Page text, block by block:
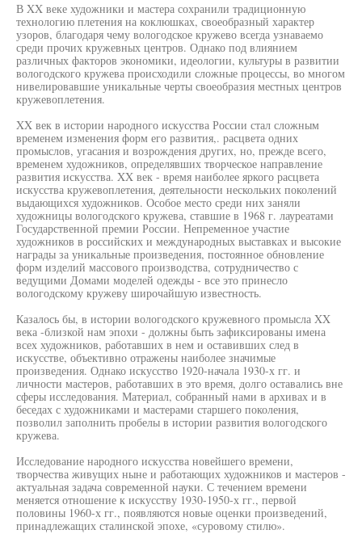
В XX веке художники и мастера сохранили традиционную
технологию плетения на коклюшках, своеобразный характер
узоров, благодаря чему вологодское кружево всегда узнаваемо
среди прочих кружевных центров. Однако под влиянием
различных факторов экономики, идеологии, культуры в развитии
вологодского кружева происходили сложные процессы, во многом
нивелировавшие уникальные черты своеобразия местных центров
кружевоплетения.
XX век в истории народного искусства России стал сложным
временем изменения форм его развития,. расцвета одних
промыслов, угасания и возрождения других, но, прежде всего,
временем художников, определявших творческое направление
развития искусства. XX век - время наиболее яркого расцвета
искусства кружевоплетения, деятельности нескольких поколений
выдающихся художников. Особое место среди них заняли
художницы вологодского кружева, ставшие в 1968 г. лауреатами
Государственной премии России. Непременное участие
художников в российских и международных выставках и высокие
награды за уникальные произведения, постоянное обновление
форм изделий массового производства, сотрудничество с
ведущими Домами моделей одежды - все это принесло
вологодскому кружеву широчайшую известность.
Казалось бы, в истории вологодского кружевного промысла XX
века -близкой нам эпохи - должны быть зафиксированы имена
всех художников, работавших в нем и оставивших след в
искусстве, объективно отражены наиболее значимые
произведения. Однако искусство 1920-начала 1930-х гг. и
личности мастеров, работавших в это время, долго оставались вне
сферы исследования. Материал, собранный нами в архивах и в
беседах с художниками и мастерами старшего поколения,
позволил заполнить пробелы в истории развития вологодского
кружева.
Исследование народного искусства новейшего времени,
творчества живущих ныне и работающих художников и мастеров -
актуальная задача современной науки. С течением времени
меняется отношение к искусству 1930-1950-х гг., первой
половины 1960-х гг., появляются новые оценки произведений,
принадлежащих сталинской эпохе, «суровому стилю».